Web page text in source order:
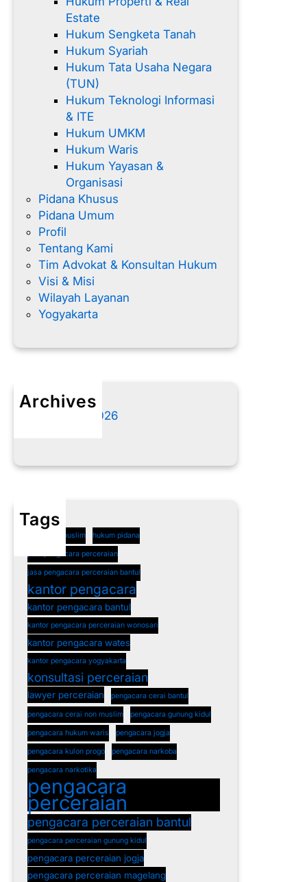
Estate
Hukum Sengketa Tanah
Hukum Syariah
Hukum Tata Usaha Negara
(TUN)
Hukum Teknologi Informasi
& ITE
Hukum UMKM
Hukum Waris
Hukum Yayasan &
Organisasi
Pidana Khusus
Pidana Umum
Profil
Tentang Kami
Tim Advokat & Konsultan Hukum
Visi & Misi
Wilayah Layanan
Yogyakarta
Archives
Agustus 2026
Tags
cerai non muslim hukum pidana
jasa pengacara perceraian
jasa pengacara perceraian bantul
kantor pengacara
kantor pengacara bantul
kantor pengacara perceraian wonosari
kantor pengacara wates
kantor pengacara yogyakarta
konsultasi perceraian
lawyer perceraian pengacara cerai bantul
pengacara cerai non muslim pengacara gunung kidul
pengacara hukum waris pengacara jogja
pengacara kulon progo pengacara narkoba
pengacara narkotika
pengacara
perceraian
pengacara perceraian bantul
pengacara perceraian gunung kidul
pengacara perceraian jogja
pengacara perceraian magelang